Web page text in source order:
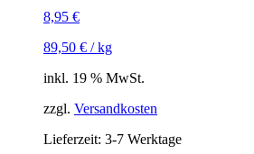
8,95 €
89,50 € /kg
inkl. 19 % MwSt.
zzgl. Versandkosten
Lieferzeit: 3-7 Werktage